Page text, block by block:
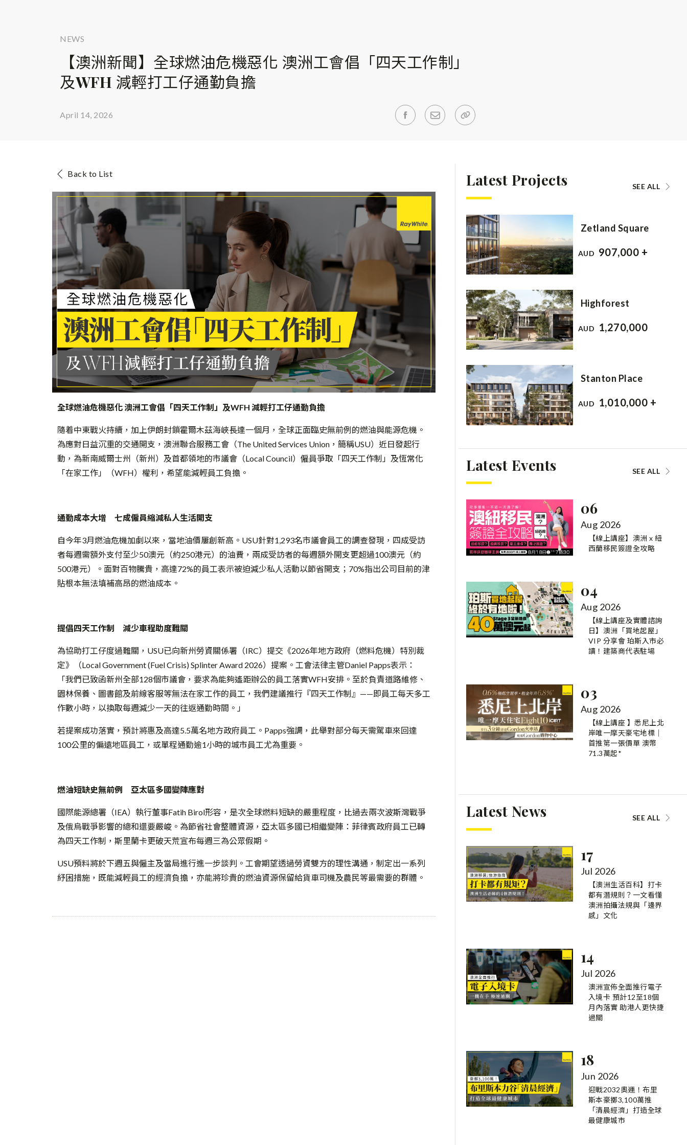
NEWS
【澳洲新聞】全球燃油危機惡化 澳洲工會倡「四天工作制」
及WFH 減輕打工仔通勤負擔
April 14, 2026
Back to List
全球燃油危機惡化 澳洲工會倡「四天工作制」及WFH 減輕打工仔通勤負擔
隨着中東戰火持續，加上伊朗封鎖霍爾木茲海峽長達一個月，全球正面臨史無前例的燃油與能源危機。
為應對日益沉重的交通開支，澳洲聯合服務工會（The United Services Union，簡稱USU）近日發起行
動，為新南威爾士州（新州）及首都領地的市議會（Local Council）僱員爭取「四天工作制」及恆常化
「在家工作」（WFH）權利，希望能減輕員工負擔。
通勤成本大增 七成僱員縮減私人生活開支
自今年3月燃油危機加劇以來，當地油價屢創新高。USU針對1,293名市議會員工的調查發現，四成受訪
者每週需額外支付至少50澳元（約250港元）的油費，兩成受訪者的每週額外開支更超過100澳元（約
500港元）。面對百物騰貴，高達72%的員工表示被迫減少私人活動以節省開支；70%指出公司目前的津
貼根本無法填補高昂的燃油成本。
提倡四天工作制 減少車程助度難關
為協助打工仔度過難關，USU已向新州勞資關係署（IRC）提交《2026年地方政府（燃料危機）特別裁
定》（Local Government (Fuel Crisis) Splinter Award 2026）提案。工會法律主管Daniel Papps表示：
「我們已致函新州全部128個市議會，要求為能夠遙距辦公的員工落實WFH安排。至於負責道路維修、
園林保養、圖書館及前線客服等無法在家工作的員工，我們建議推行『四天工作制』——即員工每天多工
作數小時，以換取每週減少一天的往返通勤時間。」
若提案成功落實，預計將惠及高達5.5萬名地方政府員工。Papps強調，此舉對部分每天需駕車來回達
100公里的偏遠地區員工，或單程通勤逾1小時的城市員工尤為重要。
燃油短缺史無前例 亞太區多國變陣應對
國際能源總署（IEA）執行董事Fatih Birol形容，是次全球燃料短缺的嚴重程度，比過去兩次波斯灣戰爭
及俄烏戰爭影響的總和還要嚴峻。為節省社會整體資源，亞太區多國已相繼變陣：菲律賓政府員工已轉
為四天工作制，斯里蘭卡更破天荒宣布每週三為公眾假期。
USU預料將於下週五與僱主及當局進行進一步談判。工會期望透過勞資雙方的理性溝通，制定出一系列
紓困措施，既能減輕員工的經濟負擔，亦能將珍貴的燃油資源保留給貨車司機及農民等最需要的群體。
Latest Projects SEE ALL
Zetland Square
AUD 907,000 +
Highforest
AUD 1,270,000
Stanton Place
AUD 1,010,000 +
Latest Events SEE ALL
06
Aug 2026
【線上講座】澳洲 x 紐
西蘭移民簽證全攻略
04
Aug 2026
【線上講座及實體諮詢
日】澳洲「買地起屋」
VIP 分享會 珀斯入市必
讀！建築商代表駐場
03
Aug 2026
【線上講座 】悉尼上北
岸唯一摩天豪宅地標｜
首推第一張價單 澳幣
71.3萬起*
Latest News SEE ALL
17
Jul 2026
【澳洲生活百科】打卡
都有潛規則？一文看懂
澳洲拍攝法規與「邊界
感」文化
14
Jul 2026
澳洲宣佈全面推行電子
入境卡 預計12至18個
月內落實 助港人更快捷
過關
18
Jun 2026
迎戰2032奧運！布里
斯本豪擲3,100萬推
「清晨經濟」打造全球
最健康城市